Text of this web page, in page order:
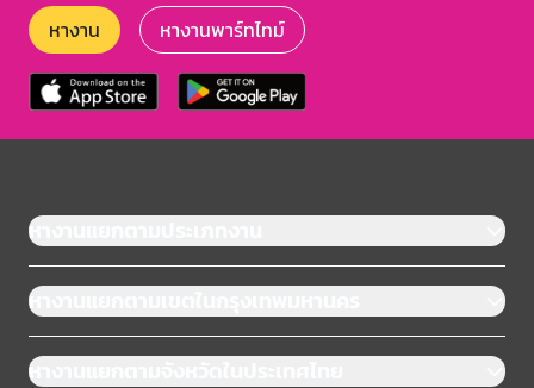
หางาน หางานพาร์ทไทม์
หางานแยกตามประเภทงาน
หางานแยกตามเขตในกรุงเทพมหานคร
หางานแยกตามจังหวัดในประเทศไทย